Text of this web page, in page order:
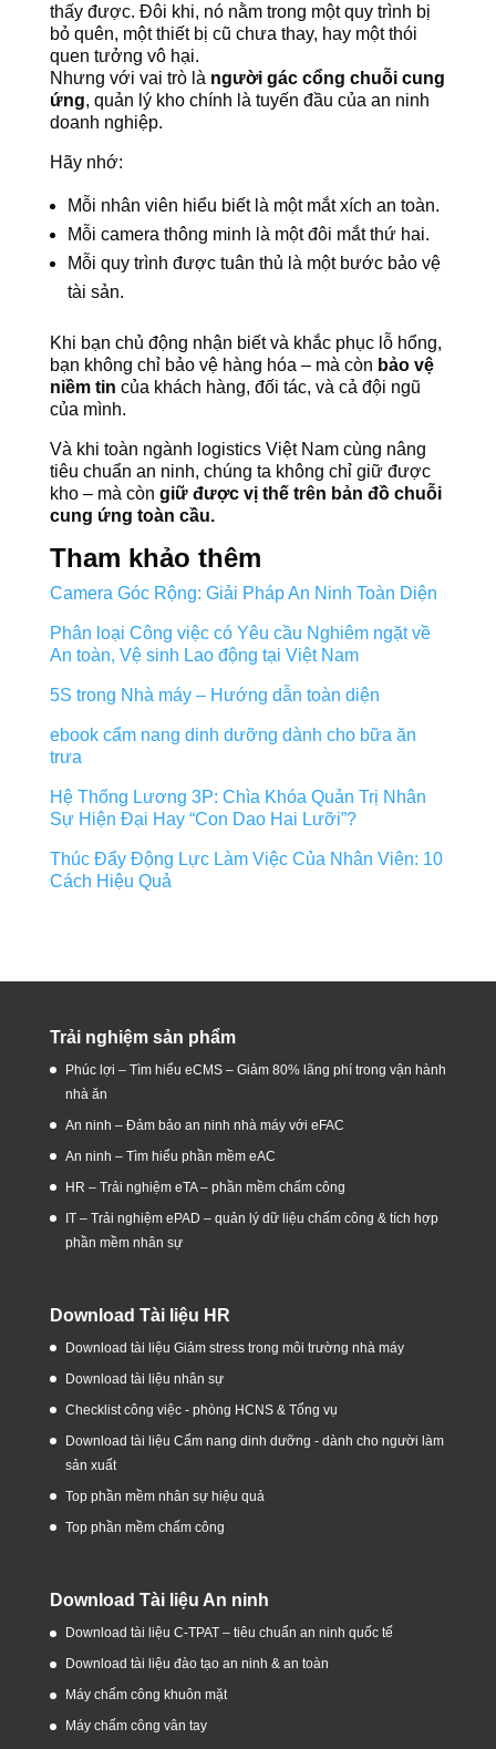
thấy được. Đôi khi, nó nằm trong một quy trình bị
bỏ quên, một thiết bị cũ chưa thay, hay một thói
quen tưởng vô hại.
Nhưng với vai trò là người gác cổng chuỗi cung
ứng, quản lý kho chính là tuyến đầu của an ninh
doanh nghiệp.
Hãy nhớ:
Mỗi nhân viên hiểu biết là một mắt xích an toàn.
Mỗi camera thông minh là một đôi mắt thứ hai.
Mỗi quy trình được tuân thủ là một bước bảo vệ
tài sản.
Khi bạn chủ động nhận biết và khắc phục lỗ hổng,
bạn không chỉ bảo vệ hàng hóa – mà còn bảo vệ
niềm tin của khách hàng, đối tác, và cả đội ngũ
của mình.
Và khi toàn ngành logistics Việt Nam cùng nâng
tiêu chuẩn an ninh, chúng ta không chỉ giữ được
kho – mà còn giữ được vị thế trên bản đồ chuỗi
cung ứng toàn cầu.
Tham khảo thêm
Camera Góc Rộng: Giải Pháp An Ninh Toàn Diện
Phân loại Công việc có Yêu cầu Nghiêm ngặt về
An toàn, Vệ sinh Lao động tại Việt Nam
5S trong Nhà máy – Hướng dẫn toàn diện
ebook cẩm nang dinh dưỡng dành cho bữa ăn
trưa
Hệ Thống Lương 3P: Chìa Khóa Quản Trị Nhân
Sự Hiện Đại Hay “Con Dao Hai Lưỡi”?
Thúc Đẩy Động Lực Làm Việc Của Nhân Viên: 10
Cách Hiệu Quả
Trải nghiệm sản phẩm
Phúc lợi – Tìm hiểu eCMS – Giảm 80% lãng phí trong vận hành
nhà ăn
An ninh – Đảm bảo an ninh nhà máy với eFAC
An ninh – Tìm hiểu phần mềm eAC
HR – Trải nghiệm eTA – phần mềm chấm công
IT – Trải nghiệm ePAD – quản lý dữ liệu chấm công & tích hợp
phần mềm nhân sự
Download Tài liệu HR
Download tài liệu Giảm stress trong môi trường nhà máy
Download tài liệu nhân sự
Checklist công việc - phòng HCNS & Tổng vụ
Download tài liệu Cẩm nang dinh dưỡng - dành cho người làm
sản xuất
Top phần mềm nhân sự hiệu quả
Top phần mềm chấm công
Download Tài liệu An ninh
Download tài liệu C-TPAT – tiêu chuẩn an ninh quốc tế
Download tài liệu đào tạo an ninh & an toàn
Máy chấm công khuôn mặt
Máy chấm công vân tay